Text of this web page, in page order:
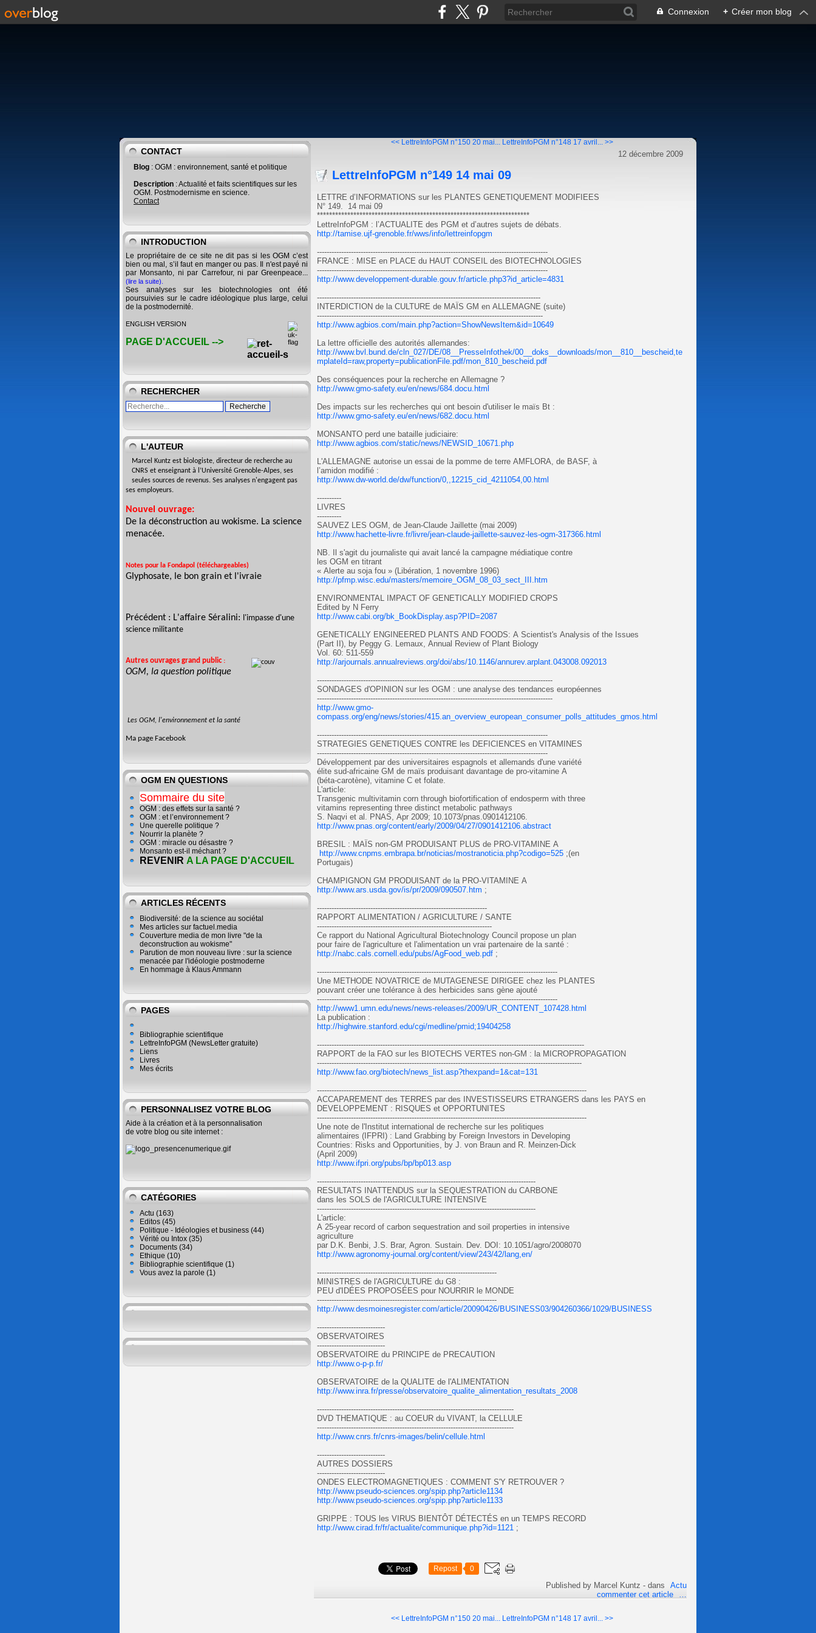
Connexion + Créer mon blog
CONTACT
Blog : OGM : environnement, santé et politique
Description : Actualité et faits scientifiques sur les
OGM. Postmodernisme en science.
Contact
INTRODUCTION
Le propriétaire de ce site ne dit pas si les OGM c’est
bien ou mal, s’il faut en manger ou pas. Il n'est payé ni
par Monsanto, ni par Carrefour, ni par Greenpeace...
(lire la suite)
Ses analyses sur les biotechnologies ont été
poursuivies sur le cadre idéologique plus large, celui
de la postmodernité.
ENGLISH VERSION
PAGE D'ACCUEIL -->
RECHERCHER
L'AUTEUR
Marcel Kuntz est biologiste, directeur de recherche au
CNRS et enseignant à l’Université Grenoble-Alpes, ses
seules sources de revenus. Ses analyses n'engagent pas
ses employeurs.
Nouvel ouvrage:
De la déconstruction au wokisme. La science
menacée.
Notes pour la Fondapol (téléchargeables)
Glyphosate, le bon grain et l'ivraie
Précédent : L'affaire Séralini: l'impasse d'une
science militante
Autres ouvrages grand public :
OGM, la question politique
Les OGM, l'environnement et la santé
Ma page Facebook
OGM EN QUESTIONS
Sommaire du site
OGM : des effets sur la santé ?
OGM : et l’environnement ?
Une querelle politique ?
Nourrir la planète ?
OGM : miracle ou désastre ?
Monsanto est-il méchant ?
REVENIR A LA PAGE D'ACCUEIL
ARTICLES RÉCENTS
Biodiversité: de la science au sociétal
Mes articles sur factuel.media
Couverture media de mon livre "de la
deconstruction au wokisme"
Parution de mon nouveau livre : sur la science
menacée par l'idéologie postmoderne
En hommage à Klaus Ammann
PAGES
Bibliographie scientifique
LettreInfoPGM (NewsLetter gratuite)
Liens
Livres
Mes écrits
PERSONNALISEZ VOTRE BLOG
Aide à la création et à la personnalisation
de votre blog ou site internet :
CATÉGORIES
Actu (163)
Editos (45)
Politique - Idéologies et business (44)
Vérité ou Intox (35)
Documents (34)
Ethique (10)
Bibliographie scientifique (1)
Vous avez la parole (1)
<< LettreInfoPGM n°150 20 mai... LettreInfoPGM n°148 17 avril... >>
12 décembre 2009
LettreInfoPGM n°149 14 mai 09
LETTRE d’INFORMATIONS sur les PLANTES GENETIQUEMENT MODIFIEES
N° 149. 14 mai 09
**********************************************************************
LettreInfoPGM : l’ACTUALITE des PGM et d’autres sujets de débats.
http://tamise.ujf-grenoble.fr/wws/info/lettreinfopgm
-----------------------------------------------------------------------------------------------
FRANCE : MISE en PLACE du HAUT CONSEIL des BIOTECHNOLOGIES
-----------------------------------------------------------------------------------------------
http://www.developpement-durable.gouv.fr/article.php3?id_article=4831
--------------------------------------------------------------------------------------------
INTERDICTION de la CULTURE de MAÏS GM en ALLEMAGNE (suite)
---------------------------------------------------------------------------------------------
http://www.agbios.com/main.php?action=ShowNewsItem&id=10649
La lettre officielle des autorités allemandes:
http://www.bvl.bund.de/cln_027/DE/08__PresseInfothek/00__doks__downloads/mon__810__bescheid,te
mplateId=raw,property=publicationFile.pdf/mon_810_bescheid.pdf
Des conséquences pour la recherche en Allemagne ?
http://www.gmo-safety.eu/en/news/684.docu.html
Des impacts sur les recherches qui ont besoin d'utiliser le maïs Bt :
http://www.gmo-safety.eu/en/news/682.docu.html
MONSANTO perd une bataille judiciaire:
http://www.agbios.com/static/news/NEWSID_10671.php
L'ALLEMAGNE autorise un essai de la pomme de terre AMFLORA, de BASF, à
l’amidon modifié :
http://www.dw-world.de/dw/function/0,,12215_cid_4211054,00.html
----------
LIVRES
----------
SAUVEZ LES OGM, de Jean-Claude Jaillette (mai 2009)
http://www.hachette-livre.fr/livre/jean-claude-jaillette-sauvez-les-ogm-317366.html
NB. Il s'agit du journaliste qui avait lancé la campagne médiatique contre
les OGM en titrant
« Alerte au soja fou » (Libération, 1 novembre 1996)
http://pfmp.wisc.edu/masters/memoire_OGM_08_03_sect_III.htm
ENVIRONMENTAL IMPACT OF GENETICALLY MODIFIED CROPS
Edited by N Ferry
http://www.cabi.org/bk_BookDisplay.asp?PID=2087
GENETICALLY ENGINEERED PLANTS AND FOODS: A Scientist's Analysis of the Issues
(Part II), by Peggy G. Lemaux, Annual Review of Plant Biology
Vol. 60: 511-559
http://arjournals.annualreviews.org/doi/abs/10.1146/annurev.arplant.043008.092013
-------------------------------------------------------------------------------------------------
SONDAGES d'OPINION sur les OGM : une analyse des tendances européennes
-------------------------------------------------------------------------------------------------
http://www.gmo-
compass.org/eng/news/stories/415.an_overview_european_consumer_polls_attitudes_gmos.html
-----------------------------------------------------------------------------------------------
STRATEGIES GENETIQUES CONTRE les DEFICIENCES en VITAMINES
-----------------------------------------------------------------------------------------------
Développement par des universitaires espagnols et allemands d'une variété
élite sud-africaine GM de maïs produisant davantage de pro-vitamine A
(béta-carotène), vitamine C et folate.
L'article:
Transgenic multivitamin corn through biofortification of endosperm with three
vitamins representing three distinct metabolic pathways
S. Naqvi et al. PNAS, Apr 2009; 10.1073/pnas.0901412106.
http://www.pnas.org/content/early/2009/04/27/0901412106.abstract
BRESIL : MAÏS non-GM PRODUISANT PLUS de PRO-VITAMINE A
http://www.cnpms.embrapa.br/noticias/mostranoticia.php?codigo=525 ;(en
Portugais)
CHAMPIGNON GM PRODUISANT de la PRO-VITAMINE A
http://www.ars.usda.gov/is/pr/2009/090507.htm ;
----------------------------------------------------------------------
RAPPORT ALIMENTATION / AGRICULTURE / SANTE
------------------------------------------------------------------------
Ce rapport du National Agricultural Biotechnology Council propose un plan
pour faire de l'agriculture et l'alimentation un vrai partenaire de la santé :
http://nabc.cals.cornell.edu/pubs/AgFood_web.pdf ;
---------------------------------------------------------------------------------------------------
Une METHODE NOVATRICE de MUTAGENESE DIRIGEE chez les PLANTES
pouvant créer une tolérance à des herbicides sans gène ajouté
---------------------------------------------------------------------------------------------------
http://www1.umn.edu/news/news-releases/2009/UR_CONTENT_107428.html
La publication :
http://highwire.stanford.edu/cgi/medline/pmid;19404258
--------------------------------------------------------------------------------------------------------------
RAPPORT de la FAO sur les BIOTECHS VERTES non-GM : la MICROPROPAGATION
-------------------------------------------------------------------------------------------------------------
http://www.fao.org/biotech/news_list.asp?thexpand=1&cat=131
---------------------------------------------------------------------------------------------------------------
ACCAPAREMENT des TERRES par des INVESTISSEURS ETRANGERS dans les PAYS en
DEVELOPPEMENT : RISQUES et OPPORTUNITES
---------------------------------------------------------------------------------------------------------------
Une note de l'Institut international de recherche sur les politiques
alimentaires (IFPRI) : Land Grabbing by Foreign Investors in Developing
Countries: Risks and Opportunities, by J. von Braun and R. Meinzen-Dick
(April 2009)
http://www.ifpri.org/pubs/bp/bp013.asp
------------------------------------------------------------------------------------------
RESULTATS INATTENDUS sur la SEQUESTRATION du CARBONE
dans les SOLS de l'AGRICULTURE INTENSIVE
------------------------------------------------------------------------------------------
L'article:
A 25-year record of carbon sequestration and soil properties in intensive
agriculture
par D.K. Benbi, J.S. Brar, Agron. Sustain. Dev. DOI: 10.1051/agro/2008070
http://www.agronomy-journal.org/content/view/243/42/lang,en/
--------------------------------------------------------------------------
MINISTRES de l'AGRICULTURE du G8 :
PEU d'IDÉES PROPOSÉES pour NOURRIR le MONDE
--------------------------------------------------------------------------
http://www.desmoinesregister.com/article/20090426/BUSINESS03/904260366/1029/BUSINESS
----------------------------
OBSERVATOIRES
----------------------------
OBSERVATOIRE du PRINCIPE de PRECAUTION
http://www.o-p-p.fr/
OBSERVATOIRE de la QUALITE de l'ALIMENTATION
http://www.inra.fr/presse/observatoire_qualite_alimentation_resultats_2008
---------------------------------------------------------------------------------
DVD THEMATIQUE : au COEUR du VIVANT, la CELLULE
---------------------------------------------------------------------------------
http://www.cnrs.fr/cnrs-images/belin/cellule.html
----------------------------
AUTRES DOSSIERS
----------------------------
ONDES ELECTROMAGNETIQUES : COMMENT S'Y RETROUVER ?
http://www.pseudo-sciences.org/spip.php?article1134
http://www.pseudo-sciences.org/spip.php?article1133
GRIPPE : TOUS les VIRUS BIENTÔT DÉTECTÉS en un TEMPS RECORD
http://www.cirad.fr/fr/actualite/communique.php?id=1121 ;
Repost 0
Published by Marcel Kuntz -dans
Actu
commenter cet article
<< LettreInfoPGM n°150 20 mai... LettreInfoPGM n°148 17 avril... >>